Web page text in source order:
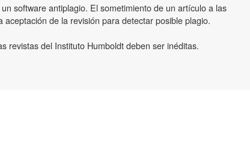
software antiplagio. El sometimiento de un artículo a las
de la revisión para detectar posible plagio.
revistas del Instituto Humboldt deben ser inéditas.